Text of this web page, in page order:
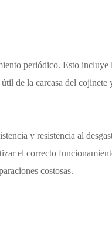
periódico. Esto
de la carcasa del cojinete
y resistencia al
el correcto
costosas.